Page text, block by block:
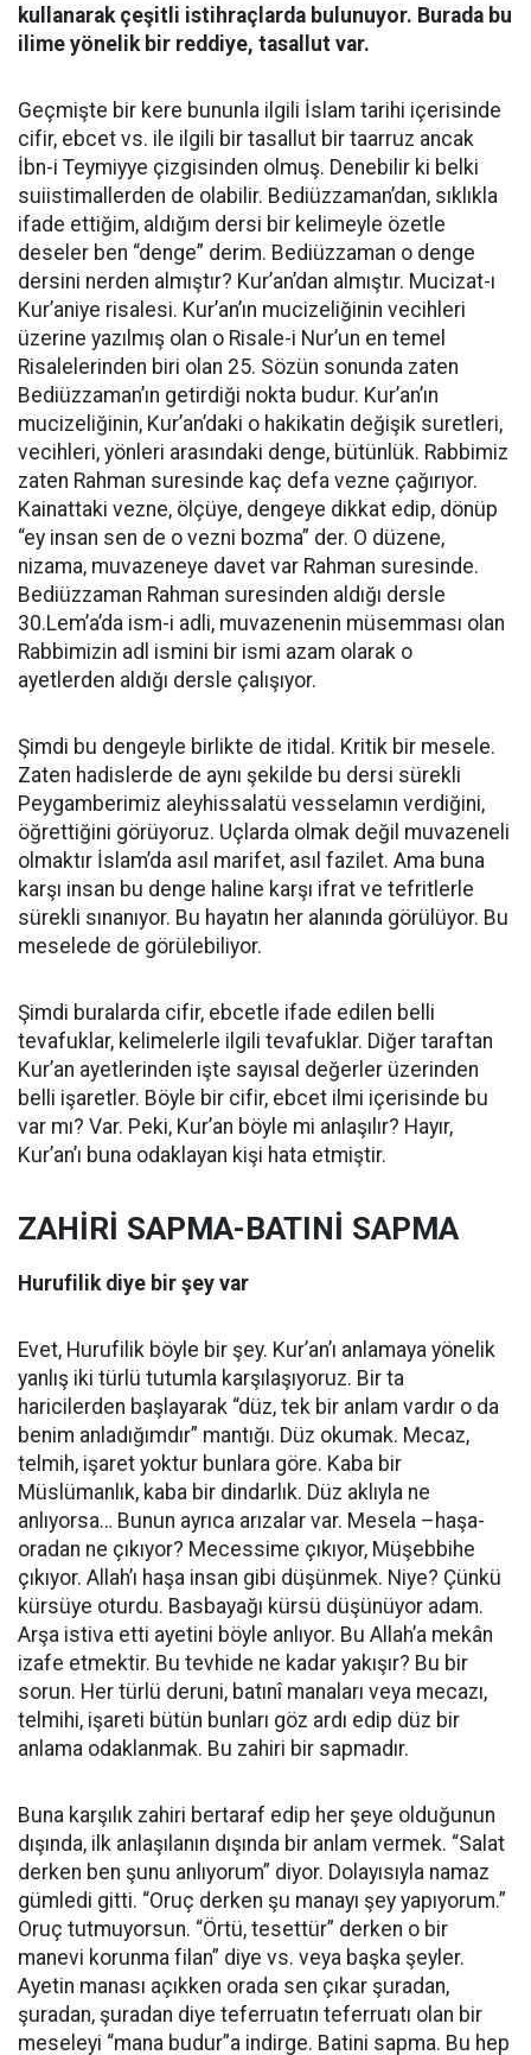
kullanarak çeşitli istihraçlarda bulunuyor. Burada bu
ilime yönelik bir reddiye, tasallut var.
Geçmişte bir kere bununla ilgili İslam tarihi içerisinde
cifir, ebcet vs. ile ilgili bir tasallut bir taarruz ancak
İbn-i Teymiyye çizgisinden olmuş. Denebilir ki belki
suiistimallerden de olabilir. Bediüzzaman’dan, sıklıkla
ifade ettiğim, aldığım dersi bir kelimeyle özetle
deseler ben “denge” derim. Bediüzzaman o denge
dersini nerden almıştır? Kur’an’dan almıştır. Mucizat-ı
Kur’aniye risalesi. Kur’an’ın mucizeliğinin vecihleri
üzerine yazılmış olan o Risale-i Nur’un en temel
Risalelerinden biri olan 25. Sözün sonunda zaten
Bediüzzaman’ın getirdiği nokta budur. Kur’an’ın
mucizeliğinin, Kur’an’daki o hakikatin değişik suretleri,
vecihleri, yönleri arasındaki denge, bütünlük. Rabbimiz
zaten Rahman suresinde kaç defa vezne çağırıyor.
Kainattaki vezne, ölçüye, dengeye dikkat edip, dönüp
“ey insan sen de o vezni bozma” der. O düzene,
nizama, muvazeneye davet var Rahman suresinde.
Bediüzzaman Rahman suresinden aldığı dersle
30.Lem’a’da ism-i adli, muvazenenin müsemması olan
Rabbimizin adl ismini bir ismi azam olarak o
ayetlerden aldığı dersle çalışıyor.
Şimdi bu dengeyle birlikte de itidal. Kritik bir mesele.
Zaten hadislerde de aynı şekilde bu dersi sürekli
Peygamberimiz aleyhissalatü vesselamın verdiğini,
öğrettiğini görüyoruz. Uçlarda olmak değil muvazeneli
olmaktır İslam’da asıl marifet, asıl fazilet. Ama buna
karşı insan bu denge haline karşı ifrat ve tefritlerle
sürekli sınanıyor. Bu hayatın her alanında görülüyor. Bu
meselede de görülebiliyor.
Şimdi buralarda cifir, ebcetle ifade edilen belli
tevafuklar, kelimelerle ilgili tevafuklar. Diğer taraftan
Kur’an ayetlerinden işte sayısal değerler üzerinden
belli işaretler. Böyle bir cifir, ebcet ilmi içerisinde bu
var mı? Var. Peki, Kur’an böyle mi anlaşılır? Hayır,
Kur’an’ı buna odaklayan kişi hata etmiştir.
ZAHİRİ SAPMA-BATINİ SAPMA
Hurufilik diye bir şey var
Evet, Hurufilik böyle bir şey. Kur’an’ı anlamaya yönelik
yanlış iki türlü tutumla karşılaşıyoruz. Bir ta
haricilerden başlayarak “düz, tek bir anlam vardır o da
benim anladığımdır” mantığı. Düz okumak. Mecaz,
telmih, işaret yoktur bunlara göre. Kaba bir
Müslümanlık, kaba bir dindarlık. Düz aklıyla ne
anlıyorsa… Bunun ayrıca arızalar var. Mesela –haşa-
oradan ne çıkıyor? Mecessime çıkıyor, Müşebbihe
çıkıyor. Allah’ı haşa insan gibi düşünmek. Niye? Çünkü
kürsüye oturdu. Basbayağı kürsü düşünüyor adam.
Arşa istiva etti ayetini böyle anlıyor. Bu Allah’a mekân
izafe etmektir. Bu tevhide ne kadar yakışır? Bu bir
sorun. Her türlü deruni, batınî manaları veya mecazı,
telmihi, işareti bütün bunları göz ardı edip düz bir
anlama odaklanmak. Bu zahiri bir sapmadır.
Buna karşılık zahiri bertaraf edip her şeye olduğunun
dışında, ilk anlaşılanın dışında bir anlam vermek. “Salat
derken ben şunu anlıyorum” diyor. Dolayısıyla namaz
gümledi gitti. “Oruç derken şu manayı şey yapıyorum.”
Oruç tutmuyorsun. “Örtü, tesettür” derken o bir
manevi korunma filan” diye vs. veya başka şeyler.
Ayetin manası açıkken orada sen çıkar şuradan,
şuradan, şuradan diye teferruatın teferruatı olan bir
meseleyi “mana budur”a indirge. Batini sapma. Bu hep